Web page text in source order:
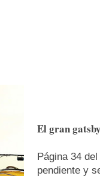
El gran
Página 34
pendiente y